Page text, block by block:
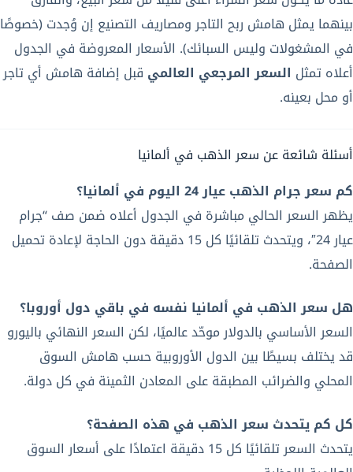
بينهما يمثل هامش ربح التاجر ومصاريف التصنيع إن وُجدت (خصوصًا
في المشغولات وليس السبائك). الأسعار المعروضة في الجدول
أعلاه تمثل السعر المرجعي العالمي قبل إضافة هامش أي تاجر
أو محل بعينه.
أسئلة شائعة عن سعر الذهب في ألمانيا
كم سعر جرام الذهب عيار 24 اليوم في ألمانيا؟
يظهر السعر الحالي مباشرة في الجدول أعلاه ضمن صف “جرام
عيار 24″، ويتحدث تلقائيًا كل 15 دقيقة دون الحاجة لإعادة تحميل
الصفحة.
هل سعر الذهب في ألمانيا نفسه في باقي دول أوروبا؟
السعر الأساسي بالدولار موحّد عالميًا، لكن السعر النهائي باليورو
قد يختلف بسيطًا بين الدول الأوروبية حسب هامش السوق
المحلي والضرائب المطبقة على المعادن الثمينة في كل دولة.
كل كم يتحدث سعر الذهب في هذه الصفحة؟
يتحدث السعر تلقائيًا كل 15 دقيقة اعتمادًا على أسعار السوق